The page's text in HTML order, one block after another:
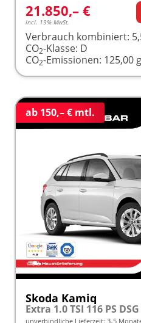
21.850,– €
incl. 19% MwSt.
Verbrauch kombiniert:
CO2-Klasse: D
CO2-Emissionen: 125,00
ab 150,– € mtl.
Skoda Kamiq
Extra 1.0 TSI 116 PS
unverbindliche Lieferzeit: 3-5